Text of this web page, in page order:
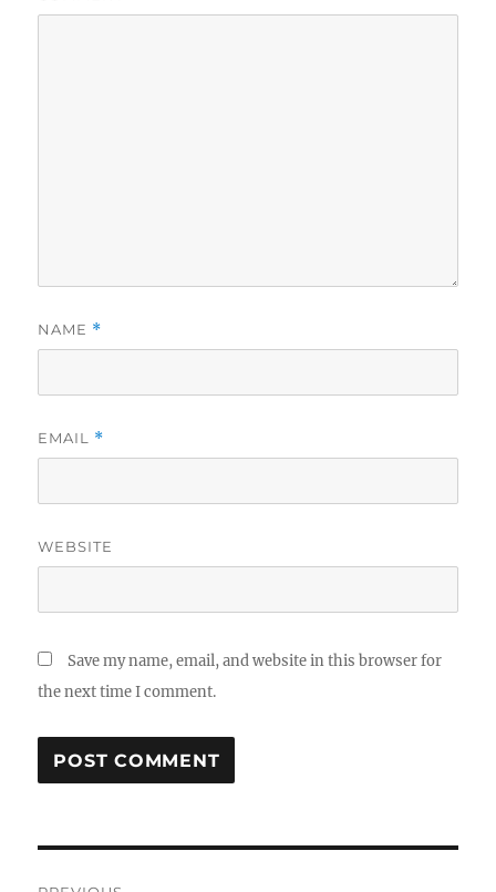
NAME *
EMAIL *
WEBSITE
Save my name, email, and website in this browser for
the next time I comment.